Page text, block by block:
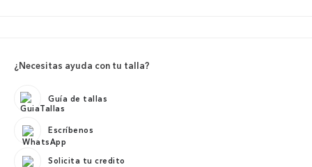
¿Necesitas ayuda con tu talla?
Guía de tallas
Escríbenos
Solicita tu credito